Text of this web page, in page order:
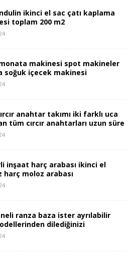
ikinci el sac çatı kaplama
toplam 200 m2
makinesi spot makineler
soğuk içecek makinesi
anahtar takımı iki farklı uca
tüm cırcır anahtarları uzun süre
inşaat harç arabası ikinci el
moloz arabası
ranza baza ister ayrılabilir
dilediğinizi